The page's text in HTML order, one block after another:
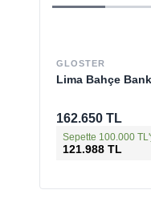
GLOSTER
Lima Bahçe
162.650 TL
Sepette 100.000
121.988 TL